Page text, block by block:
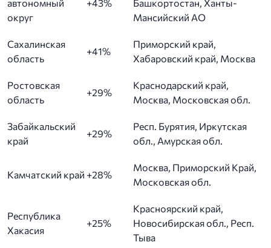
автономный
округ
+43%
Башкортостан, Ханты-
Мансийский АО
Сахалинская
область
+41%
Приморский край,
Хабаровский край, Москва
Ростовская
область
+29%
Краснодарский край,
Москва, Московская обл.
Забайкальский
край
+29%
Респ. Бурятия, Иркутская
обл., Амурская обл.
Камчатский край +28%
Москва, Приморский Край,
Московская обл.
Республика
Хакасия
+25%
Красноярский край,
Новосибирская обл., Респ.
Тыва